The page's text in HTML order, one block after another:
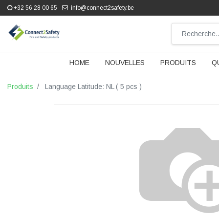
+32 56 28 00 65 info@connect2safety.be
HOME NOUVELLES PRODUITS
Produits Language Latitude: NL ( 5 pcs )